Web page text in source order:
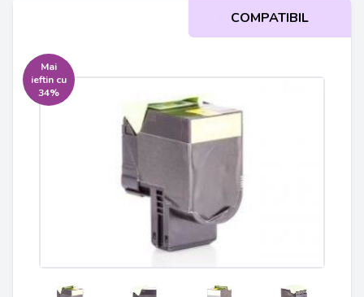
COMPATIBIL
Mai
ieftin cu
34%